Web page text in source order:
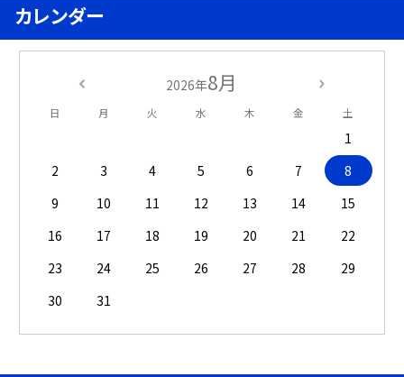
カレンダー
2026年8月
日 月 火 水 木 金 土
1
2
3 4 5 6 7
8
9
10 11 12 13 14
15
16
17 18 19 20 21
22
23
24 25 26 27 28
29
30
31